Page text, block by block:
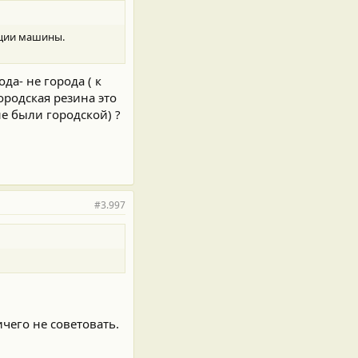
машины.
не города ( к
резина это
были городской) ?
#3.997
не советовать.